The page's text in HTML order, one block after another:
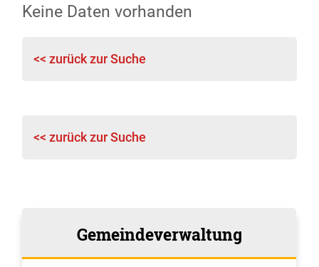
Keine Daten vorhanden
<< zurück zur Suche
<< zurück zur Suche
Gemeindeverwaltung